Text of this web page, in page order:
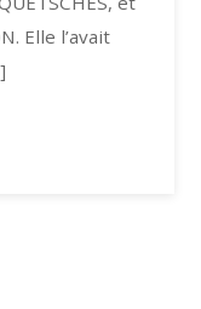
Elle l’avait